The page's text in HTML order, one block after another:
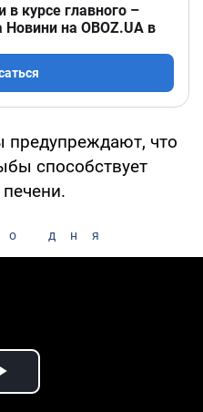
курсе главного –
на OBOZ.UA в
предупреждают, что
способствует
дня
Play Video